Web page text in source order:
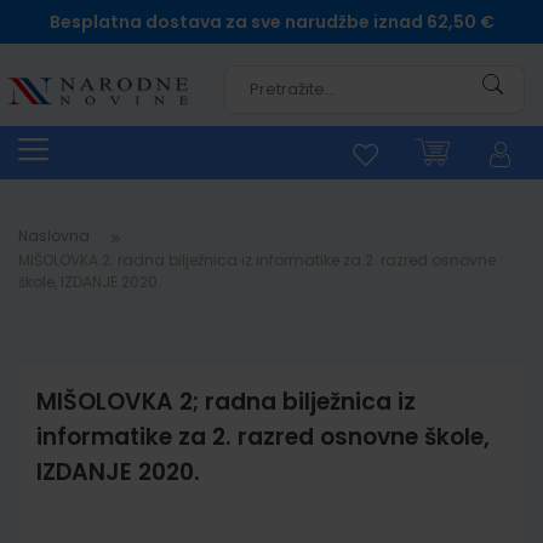
Besplatna dostava za sve narudžbe iznad 62,50 €
Naslovna
MIŠOLOVKA 2; radna bilježnica iz
informatike za 2. razred osnovne škole,
IZDANJE 2020.